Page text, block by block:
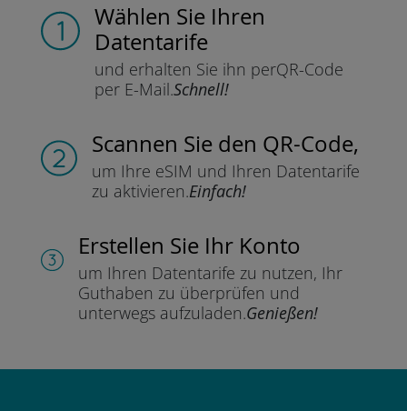
Wählen Sie Ihren
Datentarife
und erhalten Sie ihn perQR-Code
per E-Mail.Schnell!
Scannen Sie den QR-Code,
um Ihre eSIM und Ihren Datentarife
zu aktivieren.Einfach!
Erstellen Sie Ihr Konto
um Ihren Datentarife zu nutzen, Ihr
Guthaben zu überprüfen und
unterwegs aufzuladen.Genießen!